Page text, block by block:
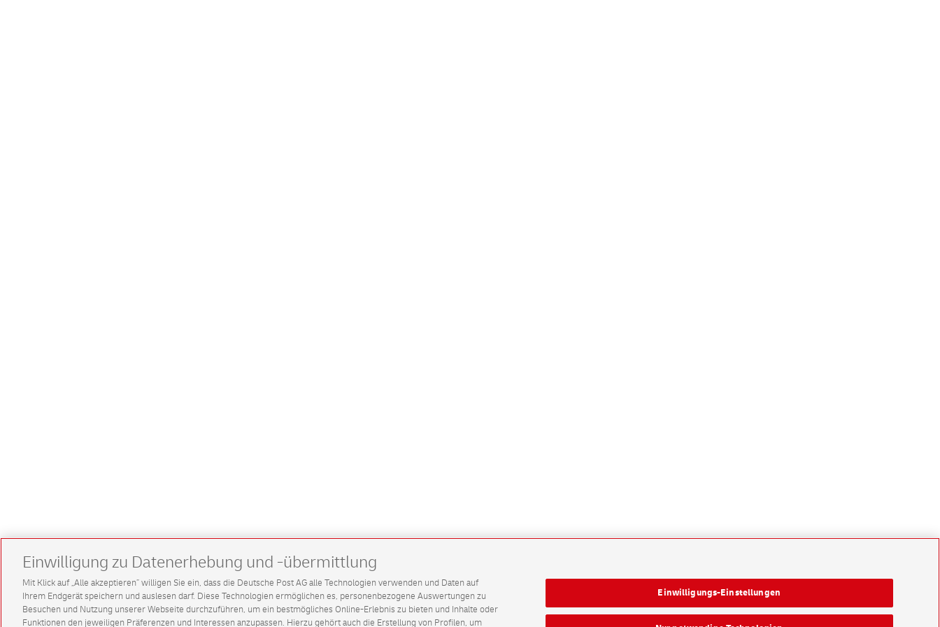
Einwilligung zu Datenerhebung und -übermittlung
Mit Klick auf „Alle akzeptieren” willigen Sie ein, dass die Deutsche Post AG alle Technologien verwenden und Daten auf
Ihrem Endgerät speichern und auslesen darf. Diese Technologien ermöglichen es, personenbezogene Auswertungen zu
Besuchen und Nutzung unserer Webseite durchzuführen, um ein bestmögliches Online-Erlebnis zu bieten und Inhalte oder
Funktionen den jeweiligen Präferenzen und Interessen anzupassen. Hierzu gehört auch die Erstellung von Profilen, um
Einwilligungs-Einstellungen